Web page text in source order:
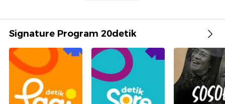
Signature Program 20detik